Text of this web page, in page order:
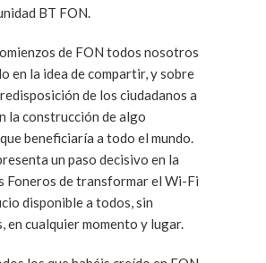
BT FON.
de FON todos nosotros
en la idea de compartir, y sobre
de los ciudadanos a
la construcción de algo
beneficiaría a todo el mundo.
un paso decisivo en la
Foneros de transformar el Wi-Fi
disponible a todos, sin
en cualquier momento y lugar.